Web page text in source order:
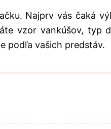
Najprv vás čaká
vzor vankúšov, typ
podľa vašich predstáv.